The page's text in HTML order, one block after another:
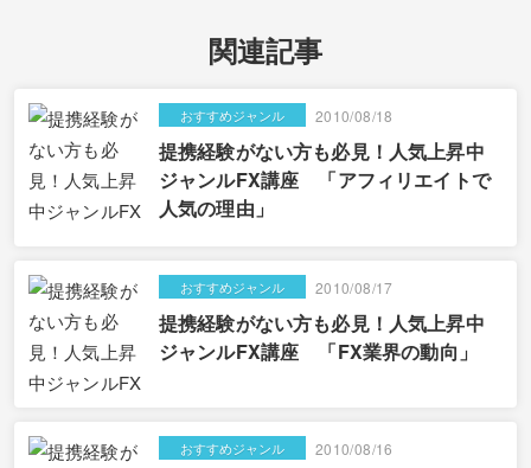
関連記事
おすすめジャンル 2010/08/18
提携経験がない方も必見！人気上昇中
ジャンルFX講座 「アフィリエイトで
人気の理由」
おすすめジャンル 2010/08/17
提携経験がない方も必見！人気上昇中
ジャンルFX講座 「FX業界の動向」
おすすめジャンル 2010/08/16